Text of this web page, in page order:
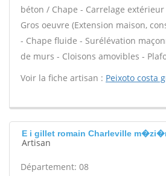
béton / Chape - Carrelage
Gros oeuvre (Extension maison,
- Chape fluide - Surélévation
de murs - Cloisons amovibles -
Voir la fiche artisan : Peixoto costa
E i gillet romain Charleville
Artisan
Département: 08